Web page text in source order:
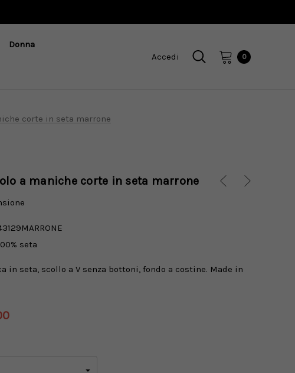
Donna
Accedi 0
corte in seta marrone
a maniche corte in seta marrone
seta
in seta, scollo a V senza bottoni, fondo a costine. Made in